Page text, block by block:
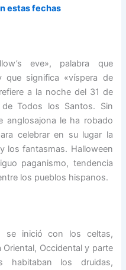
estas fechas
eve», palabra que
que significa «víspera de
a la noche del 31 de
Todos los Santos. Sin
anglosajona le ha robado
celebrar en su lugar la
los fantasmas. Halloween
paganismo, tendencia
los pueblos hispanos.
se inició con los celtas,
Occidental y parte
habitaban los druidas,